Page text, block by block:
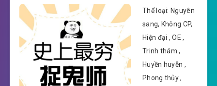
Thể loại: Nguyên
sang, Không CP,
Hiện đại , OE ,
Trinh thám ,
Huyền huyễn ,
Phong thủy ,